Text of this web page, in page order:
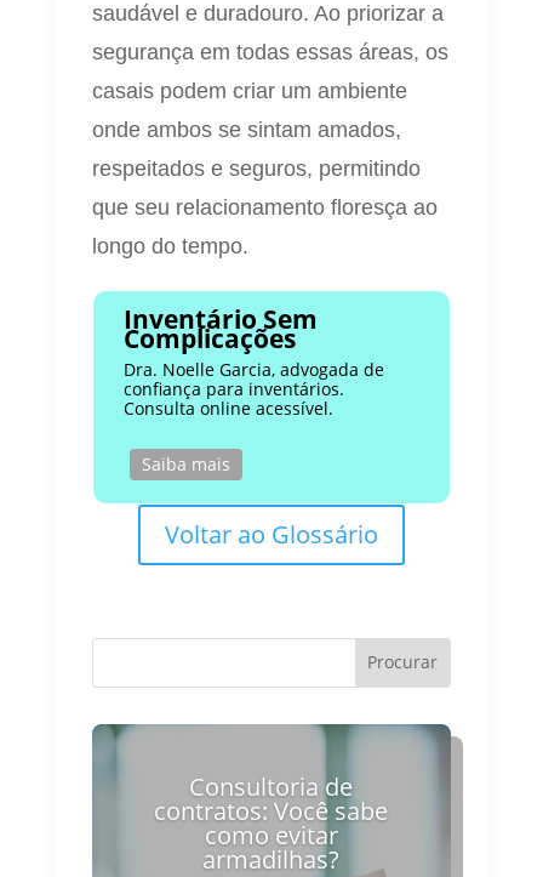
saudável e duradouro. Ao priorizar a
segurança em todas essas áreas, os
casais podem criar um ambiente
onde ambos se sintam amados,
respeitados e seguros, permitindo
que seu relacionamento floresça ao
longo do tempo.
Inventário Sem
Complicações
Dra. Noelle Garcia, advogada de
confiança para inventários.
Consulta online acessível.
Saiba mais
Voltar ao Glossário
Consultoria de
contratos: Você sabe
como evitar
armadilhas?